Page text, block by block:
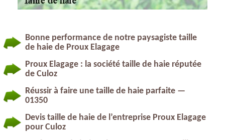
Bonne performance de notre paysagiste taille
de haie de Proux Elagage
Proux Elagage : la société taille de haie réputée
de Culoz
Réussir à faire une taille de haie parfaite —
01350
Devis taille de haie de l’entreprise Proux Elagage
pour Culoz